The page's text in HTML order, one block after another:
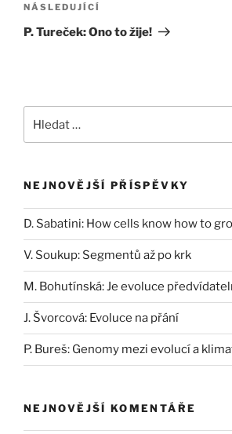
Následující
příspěvek
NÁSLEDUJÍCÍ
P. Tureček: Ono to žije!
NEJNOVĚJŠÍ PŘÍSPĚVKY
D. Sabatini: How cells know how to
V. Soukup: Segmentů až po krk
M. Bohutínská: Je evoluce
J. Švorcová: Evoluce na přání
P. Bureš: Genomy mezi evolucí a
NEJNOVĚJŠÍ KOMENTÁŘE